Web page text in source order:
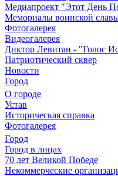
Медиапроект "Этот День
Мемориалы воинской
Фотогалерея
Видеогалерея
Диктор Левитан - "Голос
Патриотический сквер
Новости
Город
О городе
Устав
Историческая справка
Фотогалерея
Город
Город в лицах
70 лет Великой Победе
Некоммерческие